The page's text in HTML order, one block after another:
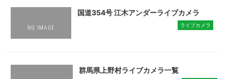
国道354号 江木アンダーライブカメラ
ライブカメラ
群馬県上野村ライブカメラ一覧